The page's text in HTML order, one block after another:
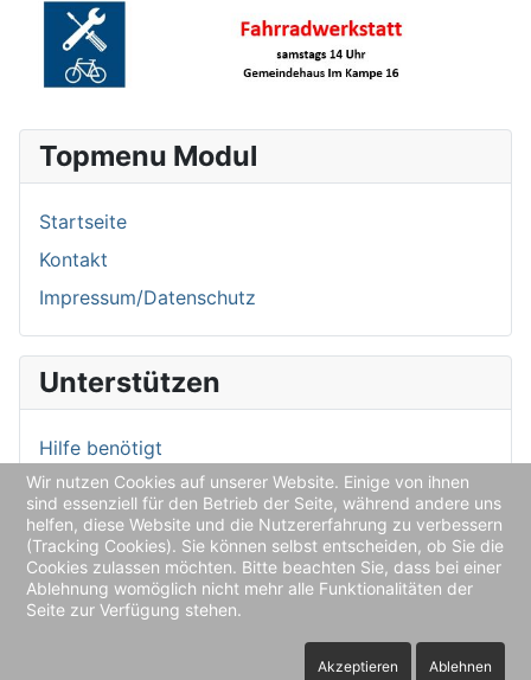
Topmenu Modul
Startseite
Kontakt
Impressum/Datenschutz
Unterstützen
Hilfe benötigt
Spendenkonto
Aktuelles
Wir nutzen Cookies auf unserer Website. Einige von ihnen
sind essenziell für den Betrieb der Seite, während andere uns
helfen, diese Website und die Nutzererfahrung zu verbessern
(Tracking Cookies). Sie können selbst entscheiden, ob Sie die
Cookies zulassen möchten. Bitte beachten Sie, dass bei einer
Ablehnung womöglich nicht mehr alle Funktionalitäten der
Seite zur Verfügung stehen.
Akzeptieren Ablehnen